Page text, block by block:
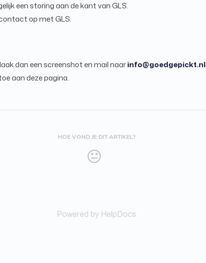
een storing aan de kant van GLS.
op met GLS.
dan een screenshot en mail naarinfo@goedgepickt.nl
aan deze pagina.
HOE VOND JE DIT ARTIKEL?
Powered by HelpDocs